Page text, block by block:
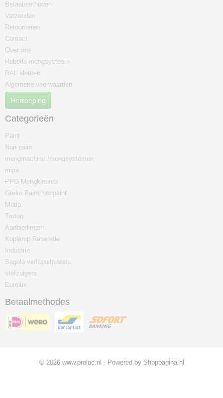
Betaalmethoden
Verzenden
Retourneren
Contact
Over ons
Roberlo mengsysteem
RAL kleuren
Algemene voorwaarden
Herroeping
Categorieën
Paint
Non paint
mengmachine /mengsystemen
mipa
PPG Mengkleuren
Gerko Paint/Nonpaint
Motip
Troton
Aanbiedingen
Koplamp Reparatie
Industrie
Sagola verfspuitpistool
stofzuigers
Eurolux
Betaalmethodes
© 2026 www.prolac.nl - Powered by Shoppagina.nl